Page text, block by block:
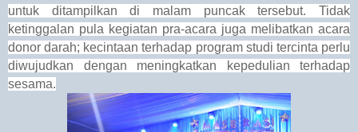
untuk ditampilkan di malam puncak tersebut. Tidak
ketinggalan pula kegiatan pra-acara juga melibatkan acara
donor darah; kecintaan terhadap program studi tercinta perlu
diwujudkan dengan meningkatkan kepedulian terhadap
sesama.